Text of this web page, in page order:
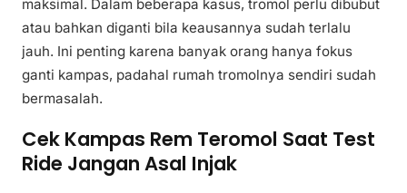
maksimal. Dalam beberapa kasus, tromol perlu dibubut
atau bahkan diganti bila keausannya sudah terlalu
jauh. Ini penting karena banyak orang hanya fokus
ganti kampas, padahal rumah tromolnya sendiri sudah
bermasalah.
Cek Kampas Rem Teromol Saat Test
Ride Jangan Asal Injak